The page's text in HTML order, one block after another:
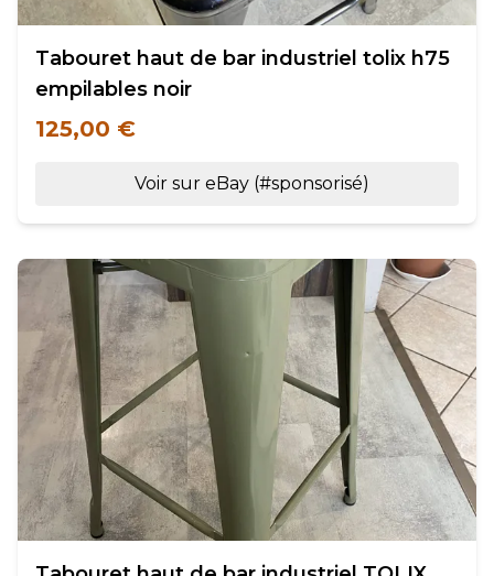
Tabouret haut de bar industriel tolix h75
empilables noir
125,00 €
Voir sur eBay (#sponsorisé)